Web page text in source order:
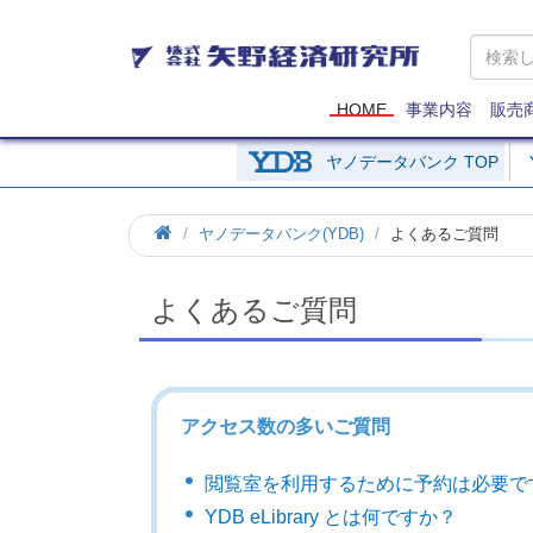
矢
野
研
究
所
HOME 事業内容 販売
ヤノデータバンク TOP
ヤノデータバンク(YDB) よくあるご質問
よくあるご質問
アクセス数の多いご質問
閲覧室を利用するために予約は必要で
YDB eLibrary とは何ですか？